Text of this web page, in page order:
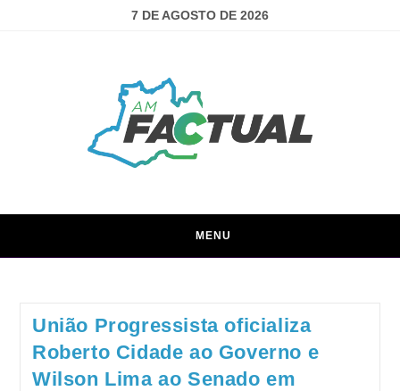
7 DE AGOSTO DE 2026
MENU
União Progressista oficializa
Roberto Cidade ao Governo e
Wilson Lima ao Senado em